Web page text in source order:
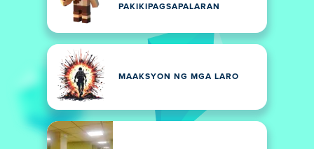
PAKIKIPAGSAPALARAN
MAAKSYON NG MGA LARO